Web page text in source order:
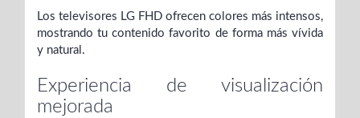
Los televisores LG FHD ofrecen colores más intensos,
mostrando tu contenido favorito de forma más vívida
y natural.
Experiencia de visualización
mejorada